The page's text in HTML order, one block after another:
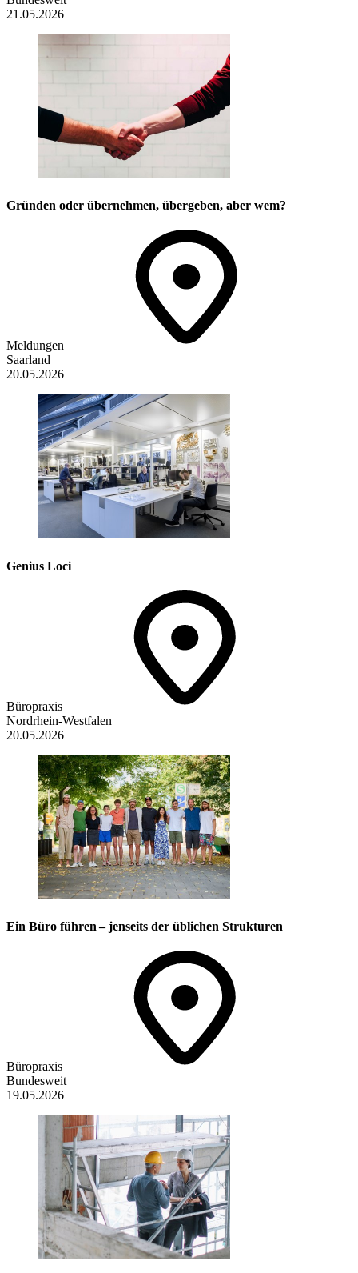
21.05.2026
Gründen oder übernehmen, übergeben, aber wem?
Meldungen
Saarland
20.05.2026
Genius Loci
Büropraxis
Nordrhein-Westfalen
20.05.2026
Ein Büro führen – jenseits der üblichen Strukturen
Büropraxis
Bundesweit
19.05.2026